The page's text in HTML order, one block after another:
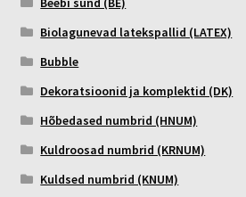
Biolagunevad latekspallid (LATEX)
Bubble
Dekoratsioonid ja komplektid (DK)
Hõbedased numbrid (HNUM)
Kuldroosad numbrid (KRNUM)
Kuldsed numbrid (KNUM)